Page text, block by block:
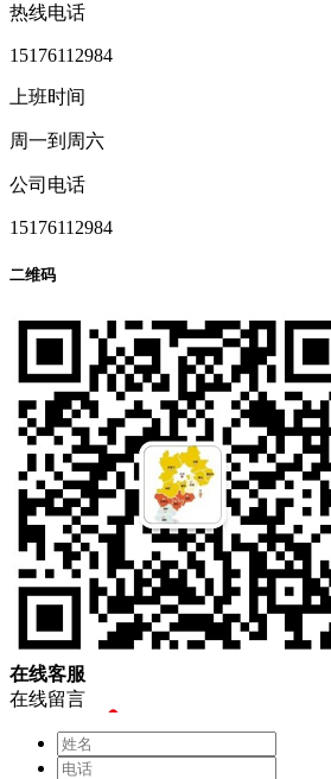
热线电话
15176112984
上班时间
周一到周六
公司电话
15176112984
二维码
在线客服
在线留言